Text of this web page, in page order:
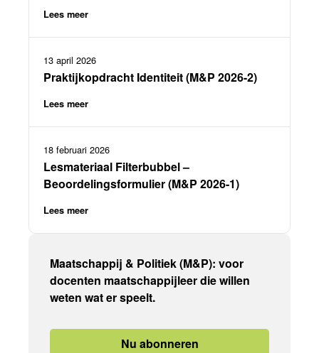
Lees meer
13 april 2026
Praktijkopdracht Identiteit (M&P 2026-2)
Lees meer
18 februari 2026
Lesmateriaal Filterbubbel –
Beoordelingsformulier (M&P 2026-1)
Lees meer
Maatschappij & Politiek (M&P): voor
docenten maatschappijleer die willen
weten wat er speelt.
Nu abonneren